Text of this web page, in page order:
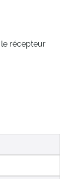
récepteur